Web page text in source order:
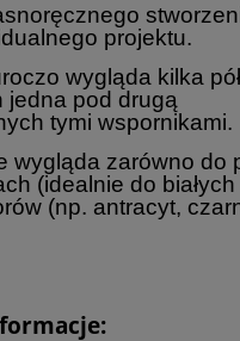
projektu.
wygląda kilka
jedna pod drugą
tymi wspornikami.
wygląda zarówno do
(idealnie do białych
(np. antracyt,